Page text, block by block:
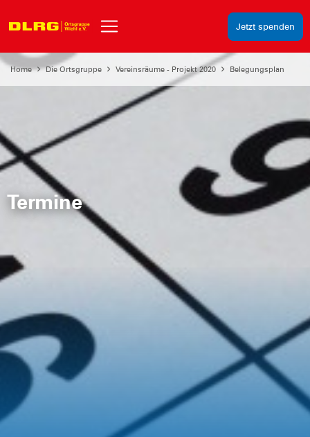
Jetzt spenden
Home Die Ortsgruppe Vereinsräume - Projekt 2020 Belegungsplan
Termine